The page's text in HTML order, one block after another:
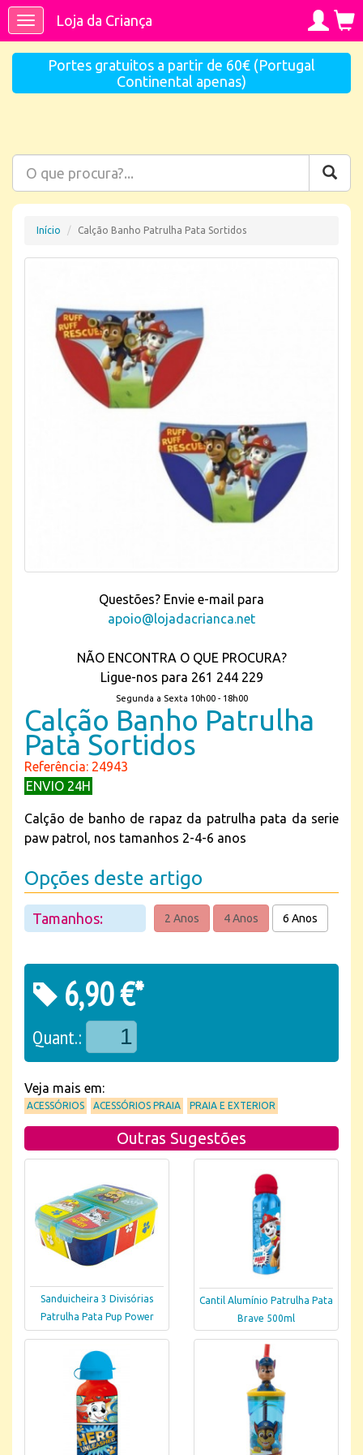
ToggleLoja da Criança
Portes gratuitos a partir de 60€ (Portugal
Continental apenas)
Início Calção Banho Patrulha Pata Sortidos
Questões? Envie e-mail para
apoio@lojadacrianca.net
NÃO ENCONTRA O QUE PROCURA?
Ligue-nos para 261 244 229
Segunda a Sexta 10h00 - 18h00
Calção Banho Patrulha
Pata Sortidos
Referência: 24943
ENVIO 24H
Calção de banho de rapaz da patrulha pata da serie
paw patrol, nos tamanhos 2-4-6 anos
Opções deste artigo
Tamanhos: 2 Anos 4 Anos 6 Anos
6,90 €*
Quant.:
Veja mais em:
ACESSÓRIOS ACESSÓRIOS PRAIA PRAIA E EXTERIOR
Outras Sugestões
Sanduicheira 3 Divisórias
Patrulha Pata Pup Power
Cantil Alumínio Patrulha Pata
Brave 500ml